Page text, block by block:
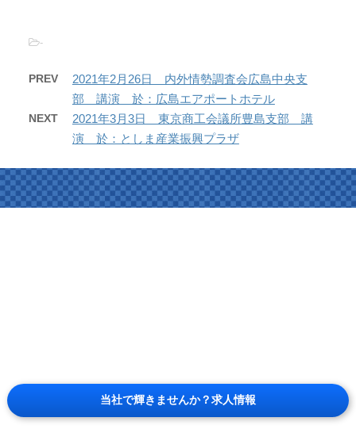
-
PREV
2021年2月26日 内外情勢調査会広島中央支
部 講演 於：広島エアポートホテル
NEXT
2021年3月3日 東京商工会議所豊島支部 講
演 於：としま産業振興プラザ
© 株式会社ユサワフードシステム
当社で輝きませんか？求人情報